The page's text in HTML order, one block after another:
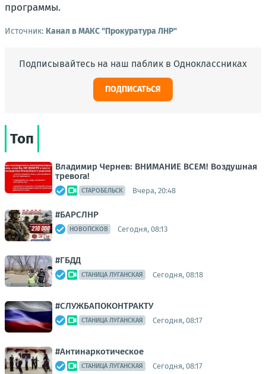
программы.
Источник: Канал в МАКС "Прокуратура ЛНР"
Подписывайтесь на наш паблик в Одноклассниках
ПОДПИСАТЬСЯ
Топ
Владимир Чернев: ВНИМАНИЕ ВСЕМ! Воздушная
тревога!
СТАРОБЕЛЬСК Вчера, 20:48
#БАРСЛНР
НОВОПСКОВ Сегодня, 08:13
#ГБДД
СТАНИЦА ЛУГАНСКАЯ Сегодня, 08:18
#СЛУЖБАПОКОНТРАКТУ
СТАНИЦА ЛУГАНСКАЯ Сегодня, 08:17
#Антинаркотическое
СТАНИЦА ЛУГАНСКАЯ Сегодня, 08:17